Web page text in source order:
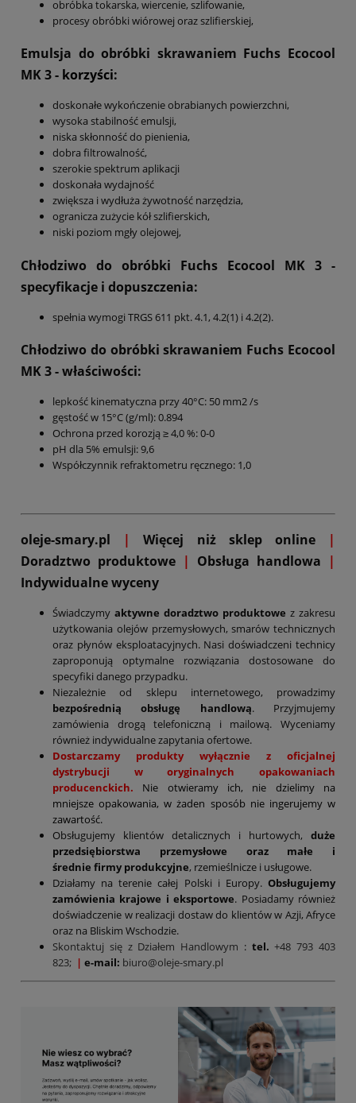
obróbka tokarska, wiercenie, szlifowanie,
procesy obróbki wiórowej oraz szlifierskiej,
Emulsja do obróbki skrawaniem Fuchs Ecocool
MK 3- korzyści:
doskonałe wykończenie obrabianych powierzchni,
wysoka stabilność emulsji,
niska skłonność do pienienia,
dobra filtrowalność,
szerokie spektrum aplikacji
doskonała wydajność
zwiększa i wydłuża żywotność narzędzia,
ogranicza zużycie kół szlifierskich,
niski poziom mgły olejowej,
Chłodziwo do obróbki Fuchs Ecocool MK 3 -
specyfikacje i dopuszczenia:
spełnia wymogi TRGS 611 pkt. 4.1, 4.2(1) i 4.2(2).
Chłodziwo do obróbki skrawaniem Fuchs Ecocool
MK 3- właściwości:
lepkość kinematyczna przy 40°C: 50 mm2 /s
gęstość w 15°C (g/ml): 0.894
Ochrona przed korozją ≥ 4,0 %: 0-0
pH dla 5% emulsji: 9,6
Współczynnik refraktometru ręcznego: 1,0
oleje-smary.pl | Więcej niż sklep online
|
Doradztwo produktowe | Obsługa handlowa |
Indywidualne wyceny
Świadczymy aktywne doradztwo produktowe z zakresu
użytkowania olejów przemysłowych, smarów technicznych
oraz płynów eksploatacyjnych. Nasi doświadczeni technicy
zaproponują optymalne rozwiązania dostosowane do
specyfiki danego przypadku.
Niezależnie od sklepu internetowego, prowadzimy
bezpośrednią obsługę handlową. Przyjmujemy
zamówienia drogą telefoniczną i mailową. Wyceniamy
również indywidualne zapytania ofertowe.
Dostarczamy produkty wyłącznie z oficjalnej
dystrybucji w oryginalnych opakowaniach
producenckich. Nie otwieramy ich, nie dzielimy na
mniejsze opakowania, w żaden sposób nie ingerujemy w
zawartość.
Obsługujemy klientów detalicznych i hurtowych, duże
przedsiębiorstwa przemysłowe oraz małe i
średnie firmy produkcyjne, rzemieślnicze i usługowe.
Działamy na terenie całej Polski i Europy. Obsługujemy
zamówienia krajowe i eksportowe. Posiadamy również
doświadczenie w realizacji dostaw do klientów w Azji, Afryce
oraz na Bliskim Wschodzie.
Skontaktuj się z Działem Handlowym : tel.+48 793 403
823; | e-mail: biuro@oleje-smary.pl